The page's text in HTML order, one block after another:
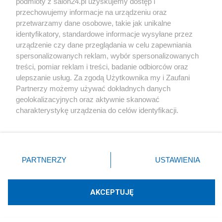
Polityka
"Swoich bohaterów Ukraińcy mają prawo wybierać
sobie sami, nawet Banderę czy Szuchewycza"
Piszą na ten temat
Blogi na ten temat
przechowujemy informacje na urządzeniu oraz
przetwarzamy dane osobowe, takie jak unikalne
identyfikatory, standardowe informacje wysyłane przez
urządzenie czy dane przeglądania w celu zapewniania
spersonalizowanych reklam, wybór spersonalizowanych
treści, pomiar reklam i treści, badanie odbiorców oraz
ulepszanie usług. Za zgodą Użytkownika my i Zaufani
Partnerzy możemy używać dokładnych danych
geolokalizacyjnych oraz aktywnie skanować
charakterystykę urządzenia do celów identyfikacji.
zmienić/wycofać klikając przycisk ustawień prywatności
znajdujący się w lewym dolnym rogu strony
rodzaje przetwarzania danych nie wymagają zgody
użytkownika, ale masz prawo sprzeciwić się takiemu
PARTNERZY USTAWIENIA
AKCEPTUJĘ